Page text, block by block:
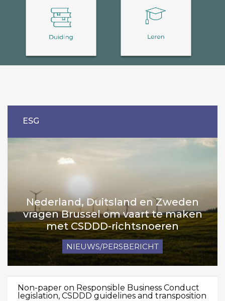
ESG
Nederland, Duitsland en Zweden
vragen Brussel om vaart te maken
met CSDDD-richtsnoeren
NIEUWS/PERSBERICHT
Non-paper on Responsible Business Conduct
legislation, CSDDD guidelines and transposition